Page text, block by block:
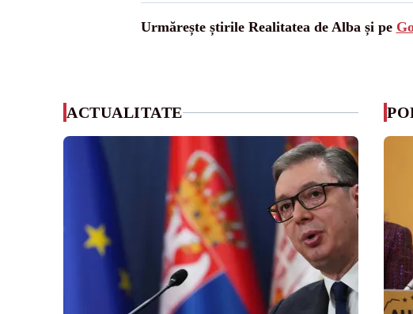
Urmărește știrile Realitatea de Alba și pe
ACTUALITATE